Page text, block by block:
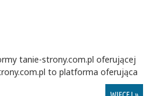
tanie-strony.com.pl oferującej
to platforma oferująca